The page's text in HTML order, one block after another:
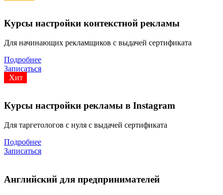
Курсы настройки контекстной рекламы
Для начинающих рекламщиков с выдачей сертификата
Подробнее
Записаться
Хит
Курсы настройки рекламы в Instagram
Для таргетологов с нуля с выдачей сертификата
Подробнее
Записаться
Английский для предпринимателей